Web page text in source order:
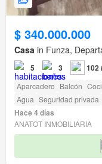
$ 340.000.000
Casa in Funza,
5 3 102
Aparcadero Balcón
Agua Seguridad privada
Hace 4 días
ANATOT INMOBILIARIA